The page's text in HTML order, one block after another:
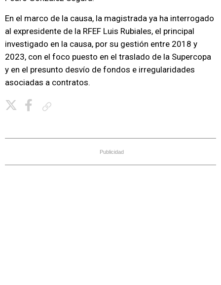
En el marco de la causa, la magistrada ya ha interrogado
al expresidente de la RFEF Luis Rubiales, el principal
investigado en la causa, por su gestión entre 2018 y
2023, con el foco puesto en el traslado de la Supercopa
y en el presunto desvío de fondos e irregularidades
asociadas a contratos.
Publicidad